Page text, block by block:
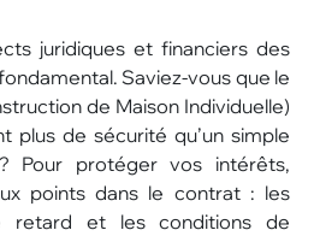
juridiques et financiers des
Saviez-vous que le
de Maison Individuelle)
plus de sécurité qu’un simple
Pour protéger vos intérêts,
points dans le contrat : les
retard et les conditions de